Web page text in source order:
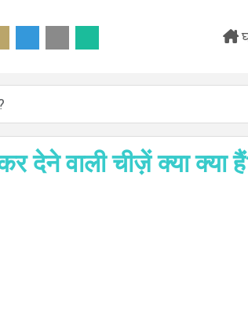
देने वाली चीज़ें क्या क्या